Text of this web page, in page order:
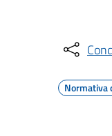
Normativa